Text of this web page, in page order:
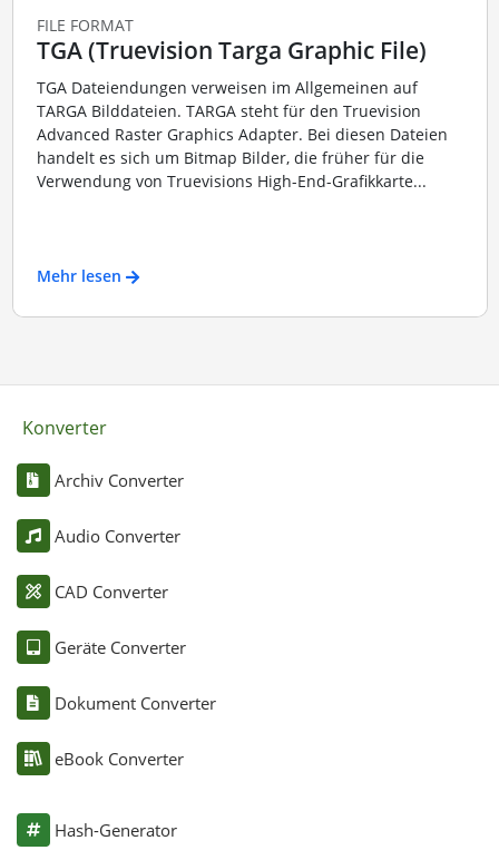
FILE FORMAT
TGA (Truevision Targa Graphic File)
TGA Dateiendungen verweisen im Allgemeinen auf
TARGA Bilddateien. TARGA steht für den Truevision
Advanced Raster Graphics Adapter. Bei diesen Dateien
handelt es sich um Bitmap Bilder, die früher für die
Verwendung von Truevisions High-End-Grafikkarte...
Mehr lesen
Konverter
Archiv Converter
Audio Converter
CAD Converter
Geräte Converter
Dokument Converter
eBook Converter
Hash-Generator